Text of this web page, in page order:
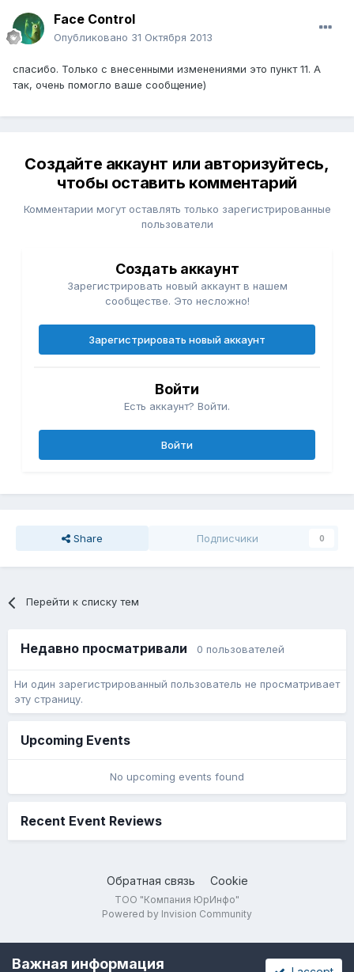
Face Control
Опубликовано 31 Октября 2013
спасибо. Только с внесенными изменениями это пункт 11. А
так, очень помогло ваше сообщение)
Создайте аккаунт или авторизуйтесь,
чтобы оставить комментарий
Комментарии могут оставлять только зарегистрированные
пользователи
Создать аккаунт
Зарегистрировать новый аккаунт в нашем
сообществе. Это несложно!
Зарегистрировать новый аккаунт
Войти
Есть аккаунт? Войти.
Войти
Share Подписчики 0
Перейти к списку тем
Недавно просматривали 0 пользователей
Ни один зарегистрированный пользователь не просматривает
эту страницу.
Upcoming Events
No upcoming events found
Recent Event Reviews
Обратная связь Cookie
ТОО "Компания ЮрИнфо"
Powered by Invision Community
Важная информация